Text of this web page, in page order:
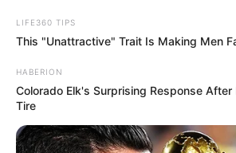
LIFE360 TIPS
This "Unattractive" Trait Is Making Men
HABERION
Colorado Elk's Surprising Response After
Tire